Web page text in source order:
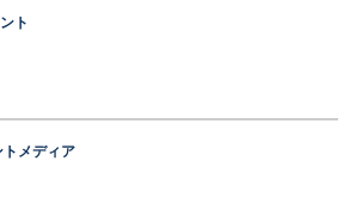
ト
メディア